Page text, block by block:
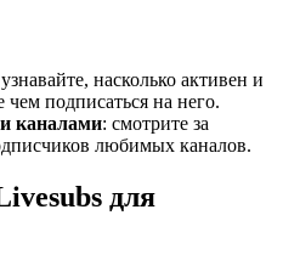
насколько активен и
подписаться на него.
каналами: смотрите за
любимых каналов.
для